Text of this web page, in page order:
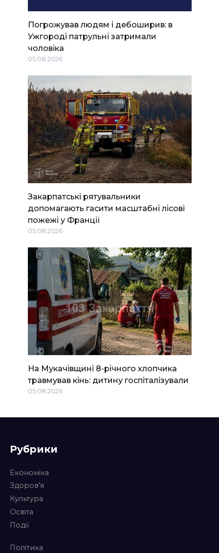
Погрожував людям і дебоширив: в
Ужгороді патрульні затримали
чоловіка
05.08.2026
Закарпатські рятувальники
допомагають гасити масштабні лісові
пожежі у Франції
05.08.2026
На Мукачівщині 8-річного хлопчика
травмував кінь: дитину госпіталізували
05.08.2026
Рубрики
Економіка
Здоров’я
Культура
Освіта
Події
Політика